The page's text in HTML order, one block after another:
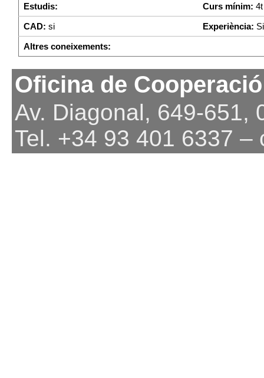
Estudis: Curs mínim:
CAD: si Experiència: Si
Altres coneixements:
Oficina de
Av. Diagonal, 649-651,
Tel. +34 93 401 6337